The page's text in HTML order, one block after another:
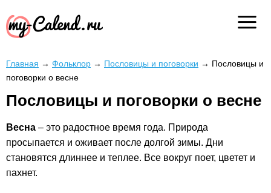
Главная → Фольклор → Пословицы и поговорки → Пословицы и
поговорки о весне
Пословицы и поговорки о весне
Весна – это радостное время года. Природа
просыпается и оживает после долгой зимы. Дни
становятся длиннее и теплее. Все вокруг поет, цветет и
пахнет.